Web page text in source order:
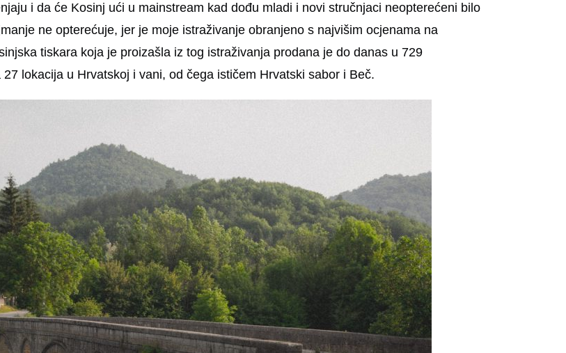
i da će Kosinj ući u mainstream kad dođu mladi i novi stručnjaci neopterećeni bilo
ne opterećuje, jer je moje istraživanje obranjeno s najvišim ocjenama na
tiskara koja je proizašla iz tog istraživanja prodana je do danas u 729
lokacija u Hrvatskoj i vani, od čega ističem Hrvatski sabor i Beč.